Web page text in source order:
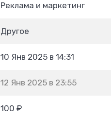
Реклама и маркетинг
Другое
10 Янв 2025 в 14:31
12 Янв 2025 в 23:55
100 ₽